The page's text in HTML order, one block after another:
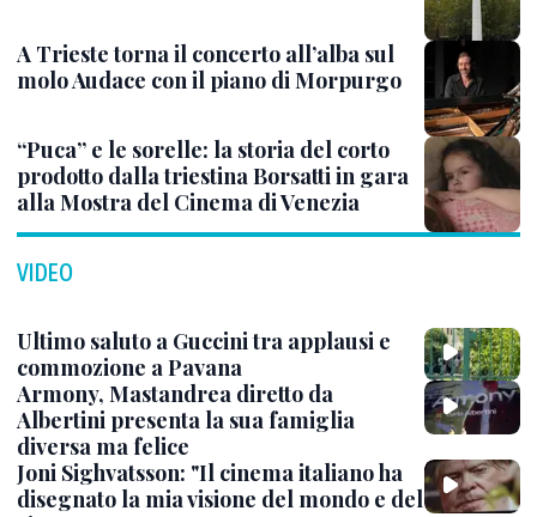
A Trieste torna il concerto all’alba sul
molo Audace con il piano di Morpurgo
“Puca” e le sorelle: la storia del corto
prodotto dalla triestina Borsatti in gara
alla Mostra del Cinema di Venezia
VIDEO
Ultimo saluto a Guccini tra applausi e
commozione a Pavana
Armony, Mastandrea diretto da
Albertini presenta la sua famiglia
diversa ma felice
Joni Sighvatsson: "Il cinema italiano ha
disegnato la mia visione del mondo e del